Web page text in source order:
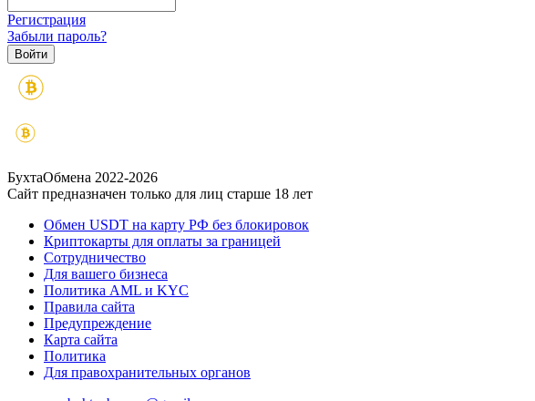
Регистрация
Забыли пароль?
БухтаОбмена 2022-2026
Сайт предназначен только для лиц старше 18 лет
Обмен USDT на карту РФ без блокировок
Криптокарты для оплаты за границей
Сотрудничество
Для вашего бизнеса
Политика AML и KYC
Правила сайта
Предупреждение
Карта сайта
Политика
Для правохранительных органов